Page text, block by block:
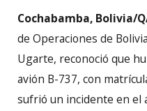
Cochabamba, Bolivia/
de Operaciones de
Ugarte, reconoció que
avión B-737, con
sufrió un incidente en el